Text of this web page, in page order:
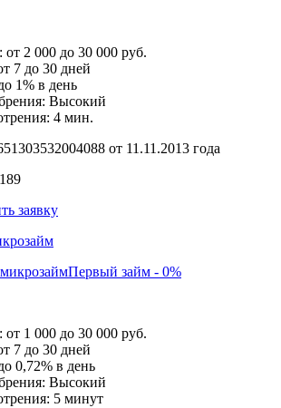
2 000 до 30 000 руб.
7 до 30 дней
1% в день
Высокий
4 мин.
от 11.11.2013 года
заявку
Первый займ - 0%
1 000 до 30 000 руб.
7 до 30 дней
0,72% в день
Высокий
5 минут